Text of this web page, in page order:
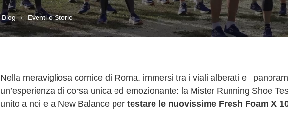
Blog Eventi e Storie
Nella meravigliosa cornice di Roma, immersi tra i viali alberati e i
un’esperienza di corsa unica ed emozionante: la Mister Running Shoe
unito a noi e a New Balance per testare le nuovissime Fresh Foam X